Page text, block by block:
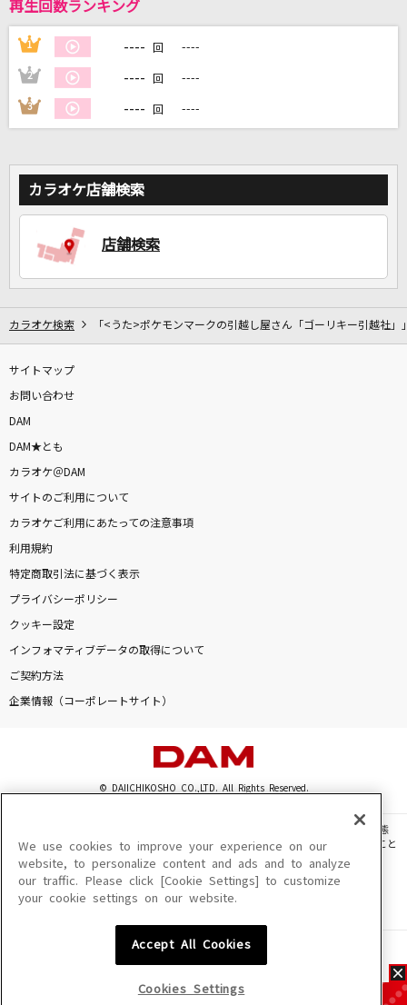
My Voice Is For You
＝LOVE
カラオケをもっと楽しもう！
再生回数ランキング
1 ---- 回 ----
2 ---- 回 ----
3 ---- 回 ----
カラオケ店舗検索
店舗検索
カラオケ検索 「<うた>ポケモンマークの引越し屋さん「ゴーリキー引越社」
サイトマップ
お問い合わせ
DAM
DAM★とも
カラオケ＠DAM
サイトのご利用について
カラオケご利用にあたっての注意事項
利用規約
特定商取引法に基づく表示
プライバシーポリシー
クッキー設定
インフォマティブデータの取得について
ご契約方法
企業情報（コーポレートサイト）
© DAIICHIKOSHO CO.,LTD. All Rights Reserved.
このサイトに掲載されている一切の文章・画像・写真・動画・音声等を、手段や形態
を問わず、著作権法の定める範囲を超えて無断で複製、転載、ファイル化などすること
を禁じます。
楽曲及びコンテンツは、機種によりご利用いただけない場合があります。
楽曲及びコンテンツの配信日、配信内容が変更になる場合があります。
We use cookies to improve your experience on our
website, to personalize content and ads and to analyze
our traffic. Please click [Cookie Settings] to customize
your cookie settings on our website.
Accept All Cookies
Cookies Settings